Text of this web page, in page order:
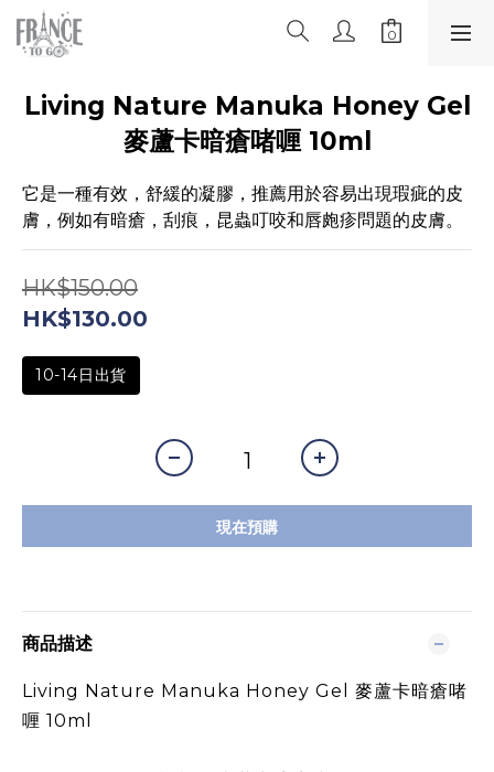
Living Nature Manuka Honey Gel
麥蘆卡暗瘡啫喱 10ml
它是一種有效，舒緩的凝膠，推薦用於容易出現瑕疵的皮
膚，例如有暗瘡，刮痕，昆蟲叮咬和唇皰疹問題的皮膚。
HK$150.00
HK$130.00
10-14日出貨
現在預購
商品描述
Living Nature Manuka Honey Gel 麥蘆卡暗瘡啫
喱 10ml